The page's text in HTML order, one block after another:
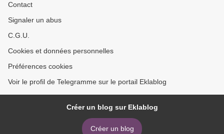
Contact
Signaler un abus
C.G.U.
Cookies et données personnelles
Préférences cookies
Voir le profil de Telegramme sur le portail Eklablog
Créer un blog sur Eklablog
Créer un blog